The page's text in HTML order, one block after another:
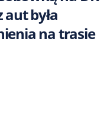
aut była
na trasie